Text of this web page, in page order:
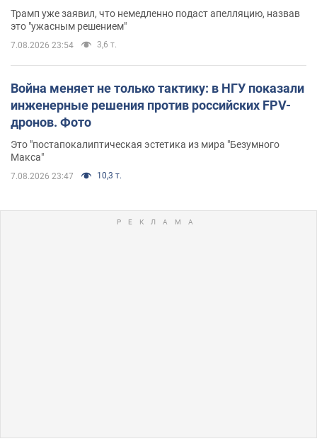
Трамп уже заявил, что немедленно подаст апелляцию, назвав
это "ужасным решением"
7.08.2026 23:54 3,6 т.
Война меняет не только тактику: в НГУ показали
инженерные решения против российских FPV-
дронов. Фото
Это "постапокалиптическая эстетика из мира "Безумного
Макса"
7.08.2026 23:47 10,3 т.